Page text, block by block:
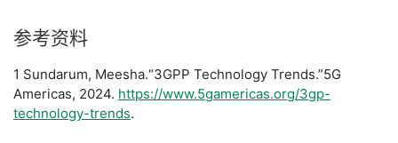
​参考资料
​1 Sundarum, Meesha.“3GPP Technology Trends.”5G
Americas, 2024. https://www.5gamericas.org/3gp-
technology-trends.